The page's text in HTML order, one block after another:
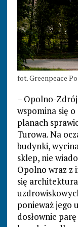
fot. Greenpeace
– Opolno-
wspomina się
planach
Turowa. Na
budynki,
sklep, nie
Opolno wraz z
się
ponieważ jego
dosłownie